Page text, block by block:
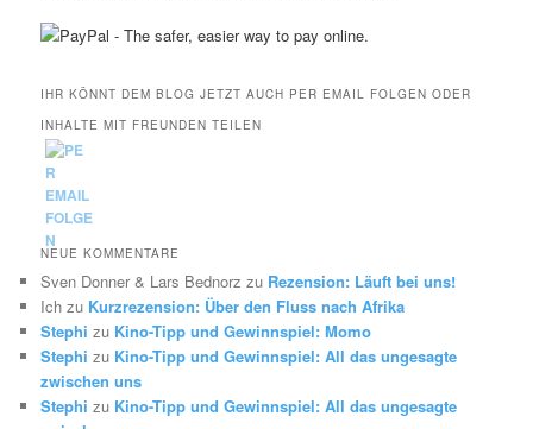
IHR KÖNNT DEM BLOG JETZT AUCH PER EMAIL FOLGEN ODER
INHALTE MIT FREUNDEN TEILEN
NEUE KOMMENTARE
Sven Donner & Lars Bednorz zu Rezension: Läuft bei uns!
Ich zu Kurzrezension: Über den Fluss nach Afrika
Stephi zu Kino-Tipp und Gewinnspiel: Momo
Stephi zu Kino-Tipp und Gewinnspiel: All das ungesagte
zwischen uns
Stephi zu Kino-Tipp und Gewinnspiel: All das ungesagte